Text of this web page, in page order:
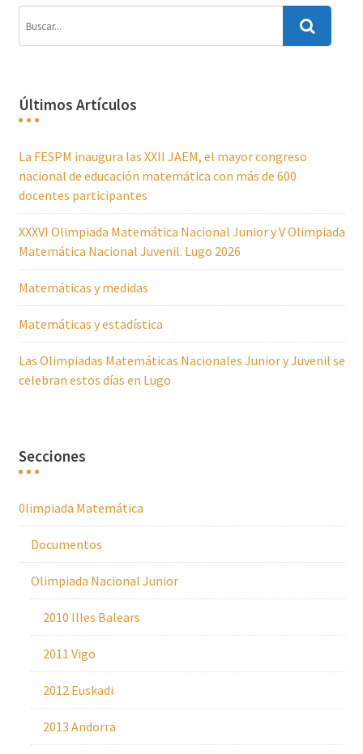
Últimos Artículos
La FESPM inaugura las XXII JAEM, el mayor congreso
nacional de educación matemática con más de 600
docentes participantes
XXXVI Olimpiada Matemática Nacional Junior y V Olimpiada
Matemática Nacional Juvenil. Lugo 2026
Matemáticas y medidas
Matemáticas y estadística
Las Olimpiadas Matemáticas Nacionales Junior y Juvenil se
celebran estos días en Lugo
Secciones
0limpiada Matemática
Documentos
Olimpiada Nacional Junior
2010 Illes Balears
2011 Vigo
2012 Euskadi
2013 Andorra